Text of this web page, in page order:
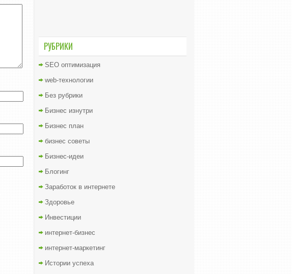
РУБРИКИ
SEO оптимизация
web-технологии
Без рубрики
Бизнес изнутри
Бизнес план
бизнес советы
Бизнес-идеи
Блогинг
Заработок в интернете
Здоровье
Инвестиции
интернет-бизнес
интернет-маркетинг
Истории успеха